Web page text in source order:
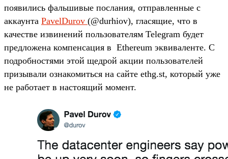
появились фальшивые послания, отправленные с
аккаунта Pavel­Durov (@durhiov), гласящие, что в
качестве извинений пользователям Telegram будет
предложена компенсация в Ethereum эквиваленте. С
подробностями этой щедрой акции пользователей
призывали ознакомиться на сайте ethg.st, который уже
не работает в настоящий момент.